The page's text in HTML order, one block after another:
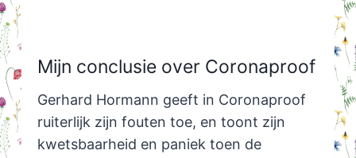
Mijn conclusie over Coronaproof
Gerhard Hormann geeft in Coronaproof
ruiterlijk zijn fouten toe, en toont zijn
kwetsbaarheid en paniek toen de